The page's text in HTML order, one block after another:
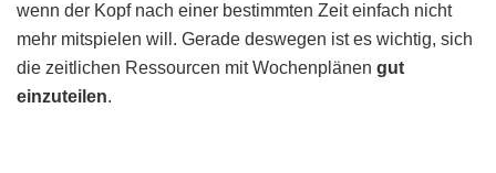
wenn der Kopf nach einer bestimmten Zeit einfach nicht
mehr mitspielen will. Gerade deswegen ist es wichtig, sich
die zeitlichen Ressourcen mit Wochenplänen gut
einzuteilen.